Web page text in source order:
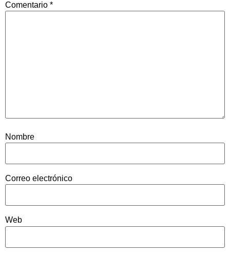
Comentario *
Nombre
Correo electrónico
Web